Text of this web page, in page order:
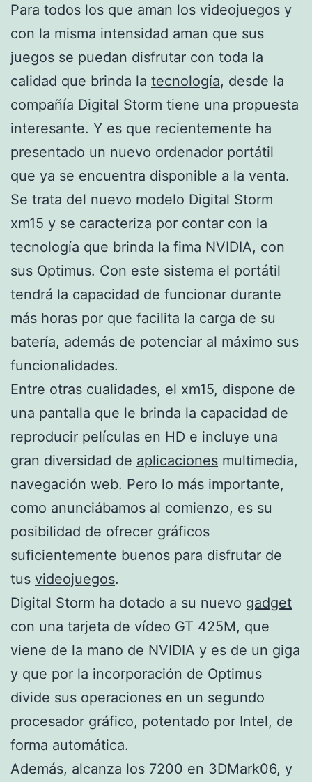
Para todos los que aman los videojuegos y
con la misma intensidad aman que sus
juegos se puedan disfrutar con toda la
calidad que brinda la tecnología, desde la
compañía Digital Storm tiene una propuesta
interesante. Y es que recientemente ha
presentado un nuevo ordenador portátil
que ya se encuentra disponible a la venta.
Se trata del nuevo modelo Digital Storm
xm15 y se caracteriza por contar con la
tecnología que brinda la fima NVIDIA, con
sus Optimus. Con este sistema el portátil
tendrá la capacidad de funcionar durante
más horas por que facilita la carga de su
batería, además de potenciar al máximo sus
funcionalidades.
Entre otras cualidades, el xm15, dispone de
una pantalla que le brinda la capacidad de
reproducir películas en HD e incluye una
gran diversidad de aplicaciones multimedia,
navegación web. Pero lo más importante,
como anunciábamos al comienzo, es su
posibilidad de ofrecer gráficos
suficientemente buenos para disfrutar de
tus videojuegos.
Digital Storm ha dotado a su nuevo gadget
con una tarjeta de vídeo GT 425M, que
viene de la mano de NVIDIA y es de un giga
y que por la incorporación de Optimus
divide sus operaciones en un segundo
procesador gráfico, potentado por Intel, de
forma automática.
Además, alcanza los 7200 en 3DMark06, y